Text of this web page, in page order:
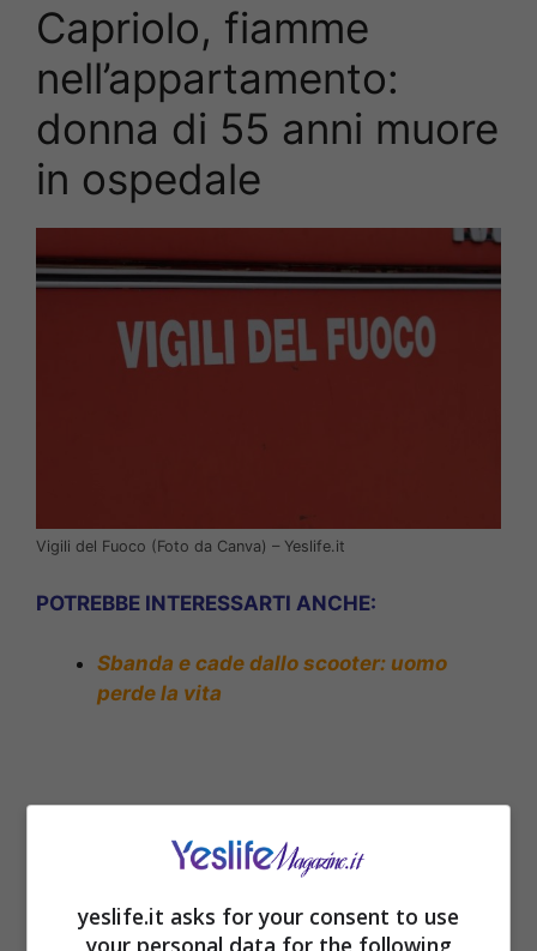
Capriolo, fiamme
nell’appartamento:
donna di 55 anni muore
in ospedale
Vigili del Fuoco (Foto da Canva) – Yeslife.it
POTREBBE INTERESSARTI ANCHE:
Sbanda e cade dallo scooter: uomo
perde la vita
yeslife.it asks for your consent to use
your personal data for the following